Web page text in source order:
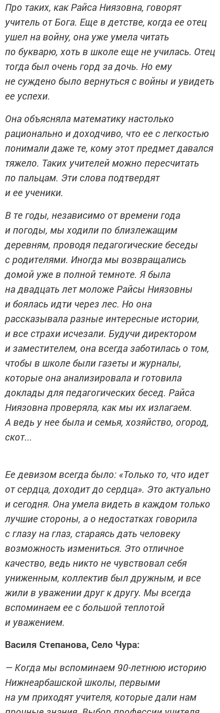
Про таких, как Райса Ниязовна, говорят
учитель от Бога. Еще в детстве, когда ее отец
ушел на войну, она уже умела читать
по букварю, хоть в школе еще не училась. Отец
тогда был очень горд за дочь. Но ему
не суждено было вернуться с войны и увидеть
ее успехи.
Она объясняла математику настолько
рационально и доходчиво, что ее с легкостью
понимали даже те, кому этот предмет давался
тяжело. Таких учителей можно пересчитать
по пальцам. Эти слова подтвердят
и ее ученики.
В те годы, независимо от времени года
и погоды, мы ходили по близлежащим
деревням, проводя педагогические беседы
с родителями. Иногда мы возвращались
домой уже в полной темноте. Я была
на двадцать лет моложе Райсы Ниязовны
и боялась идти через лес. Но она
рассказывала разные интересные истории,
и все страхи исчезали. Будучи директором
и заместителем, она всегда заботилась о том,
чтобы в школе были газеты и журналы,
которые она анализировала и готовила
доклады для педагогических бесед. Райса
Ниязовна проверяла, как мы их излагаем.
А ведь у нее была и семья, хозяйство, огород,
скот...
Ее девизом всегда было: «Только то, что идет
от сердца, доходит до сердца». Это актуально
и сегодня. Она умела видеть в каждом только
лучшие стороны, а о недостатках говорила
с глазу на глаз, стараясь дать человеку
возможность измениться. Это отличное
качество, ведь никто не чувствовал себя
униженным, коллектив был дружным, и все
жили в уважении друг к другу. Мы всегда
вспоминаем ее с большой теплотой
и уважением.
Василя Степанова, Село Чура:
— Когда мы вспоминаем 90-летнюю историю
Нижнеарбашской школы, первыми
на ум приходят учителя, которые дали нам